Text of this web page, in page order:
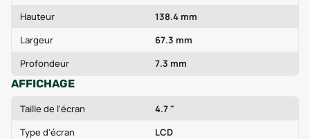
Hauteur
138.4 mm
Largeur
67.3 mm
Profondeur
7.3 mm
AFFICHAGE
Taille de l'écran
4.7 "
Type d'écran
LCD